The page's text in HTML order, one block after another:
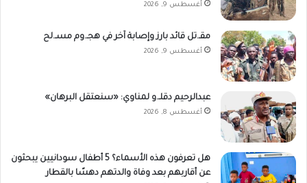
أغسطس 9, 2026
مقـ.تل قائد بارز وإصابة آخر في هجـ.وم مسـ.لح
أغسطس 9, 2026
عبدالرحيم دقلـ.و لمناوي: «سنعتقل البرهان»
أغسطس 8, 2026
هل تعرفون هذه الأسماء؟ 5 أطفال سودانيين يبحثون
عن أقاربهم بعد وفاة والدتهم دهسًا بالقطار